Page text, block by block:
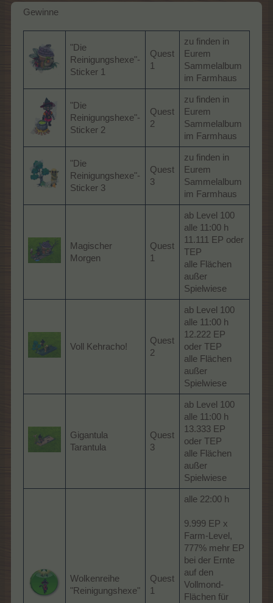
Gewinne
"Die
Reinigungshexe"-
Sticker 1
Quest
1
zu finden in
Eurem
Sammelalbum
im Farmhaus
"Die
Reinigungshexe"-
Sticker 2
Quest
2
zu finden in
Eurem
Sammelalbum
im Farmhaus
"Die
Reinigungshexe"-
Sticker 3
Quest
3
zu finden in
Eurem
Sammelalbum
im Farmhaus
Magischer
Morgen
Quest
1
ab Level 100
alle 11:00 h
11.111 EP oder
TEP
alle Flächen
außer
Spielwiese
Voll Kehracho!
Quest
2
ab Level 100
alle 11:00 h
12.222 EP
oder TEP
alle Flächen
außer
Spielwiese
Gigantula
Tarantula
Quest
3
ab Level 100
alle 11:00 h
13.333 EP
oder TEP
alle Flächen
außer
Spielwiese
Wolkenreihe
"Reinigungshexe"
Quest
1
alle 22:00 h
9.999 EP x
Farm-Level,
777% mehr EP
bei der Ernte
auf den
Vollmond-
Flächen für